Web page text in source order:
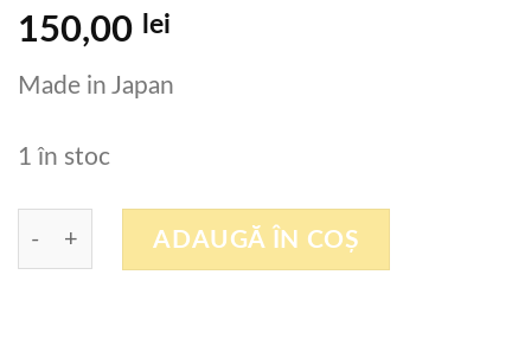
150,00 lei
Made in Japan
1 în stoc
Cantitate Patina ghidaj liniar THK HSR25
ADAUGĂ ÎN COȘ